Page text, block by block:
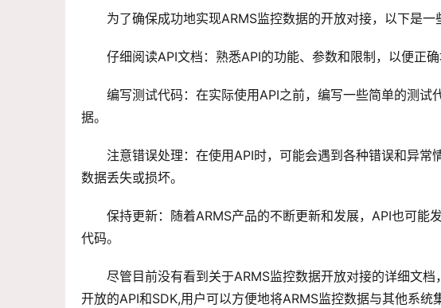
为了确保成功地实现ARMS监控数据的开放对接，以下是一
仔细阅读API文档：熟悉API的功能、参数和限制，以便正确
编写测试代码：在实际使用API之前，编写一些简单的测
据。
注意错误处理：在使用API时，可能会遇到各种错误和异
数据丢失或损坏。
保持更新：随着ARMS产品的不断更新和发展，API也可能
代码。
尽管目前没有看到关于ARMS监控数据开放对接的详细文
开放的API和SDK,用户可以方便地将ARMS监控数据与其他系